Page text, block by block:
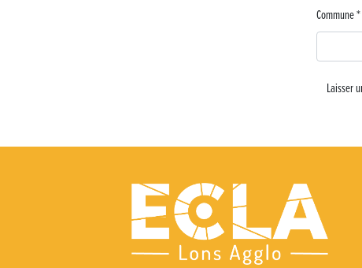
Nouvelle signalétique rue Pasteur pour la Médiathèque Cinéma 4C
Concours Hippique de Saut d’Obstacles
Une visite pleine de saveurs à La Ferme du Coq Bressan à Courlaoux !
Commune*